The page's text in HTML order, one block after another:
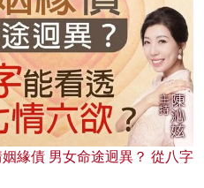
緣債 男女命途迥異？ 從八字